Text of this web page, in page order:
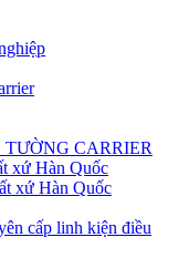
CARRIER
xứ Hàn Quốc
xứ Hàn Quốc
cấp linh kiện điều